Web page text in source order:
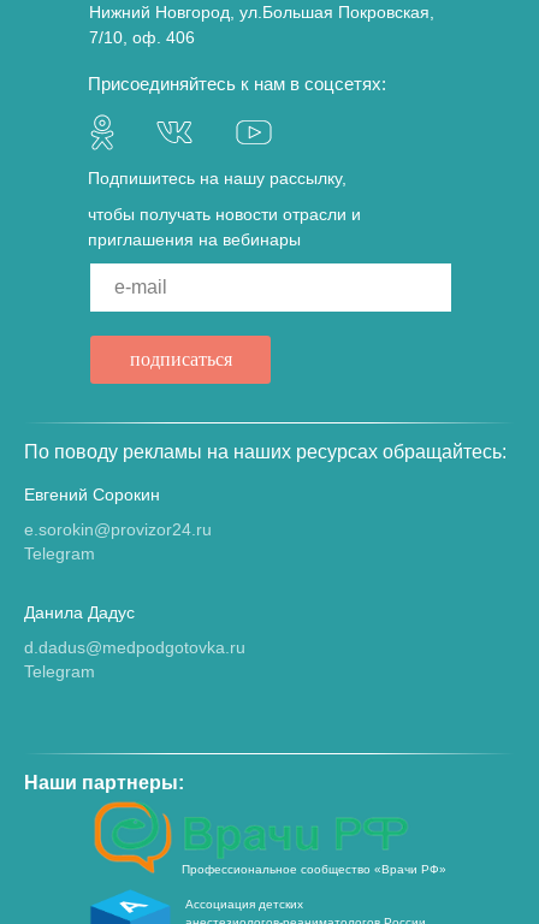
Нижний Новгород, ул.Большая Покровская,
7/10, оф. 406
e-mail
подписаться
Подпишитесь на нашу рассылку,
чтобы получать новости отрасли и
приглашения на вебинары
Присоединяйтесь к нам в соцсетях:
По поводу рекламы на наших ресурсах обращайтесь:
Евгений Сорокин
e.sorokin@provizor24.ru
Telegram
Данила Дадус
d.dadus@medpodgotovka.ru
Telegram
Наши партнеры:
Профессиональное сообщество «Врачи РФ»
Ассоциация детских